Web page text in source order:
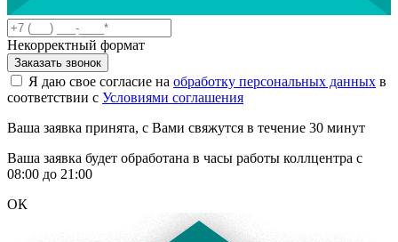
Некорректный формат
Заказать звонок
Я даю свое согласие на обработку персональных данных в
соответствии с Условиями соглашения
Ваша заявка принята, с Вами свяжутся в течение 30 минут
Ваша заявка будет обработана в часы работы коллцентра с
08:00 до 21:00
ОК